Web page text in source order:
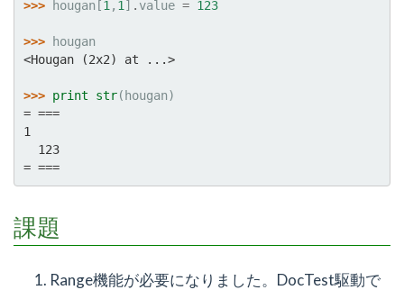
>>> hougan [1 , 1 ] . value = 123
>>> hougan
<Hougan (2x2) at ...>
>>> print str(hougan)
= ===
1
  123
= ===
課題
Range機能が必要になりました。DocTest駆動で